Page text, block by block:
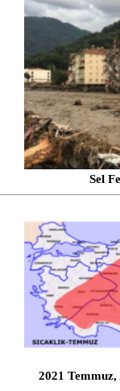
Sel
2021